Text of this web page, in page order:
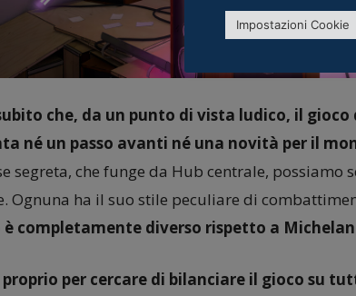
che, da un punto di vista ludico, il
né un passo avanti né una novità per il
segreta, che funge da Hub centrale, possiamo
Ognuna ha il suo stile peculiare di
è completamente diverso rispetto a
per cercare di bilanciare il gioco su
Impostazioni Cookie